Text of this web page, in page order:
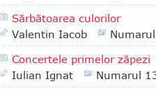
Sărbătoarea culorilor
Valentin Iacob
Concertele primelor zăpezi
Iulian Ignat
Numarul